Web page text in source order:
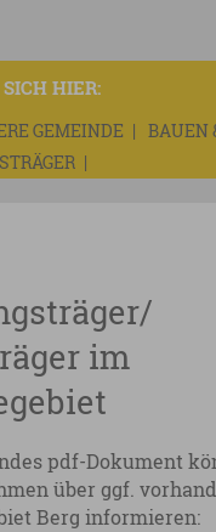
HIER:
GEMEINDE
BAUEN
im
pdf-Dokument
über ggf.
Berg informieren: